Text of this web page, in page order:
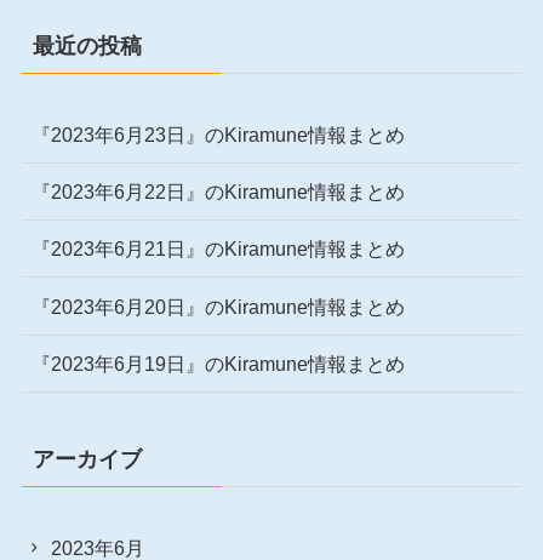
最近の投稿
『2023年6月23日』のKiramune情報まとめ
『2023年6月22日』のKiramune情報まとめ
『2023年6月21日』のKiramune情報まとめ
『2023年6月20日』のKiramune情報まとめ
『2023年6月19日』のKiramune情報まとめ
アーカイブ
2023年6月